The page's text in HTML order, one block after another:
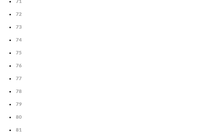
71
72
73
74
75
76
77
78
79
80
81